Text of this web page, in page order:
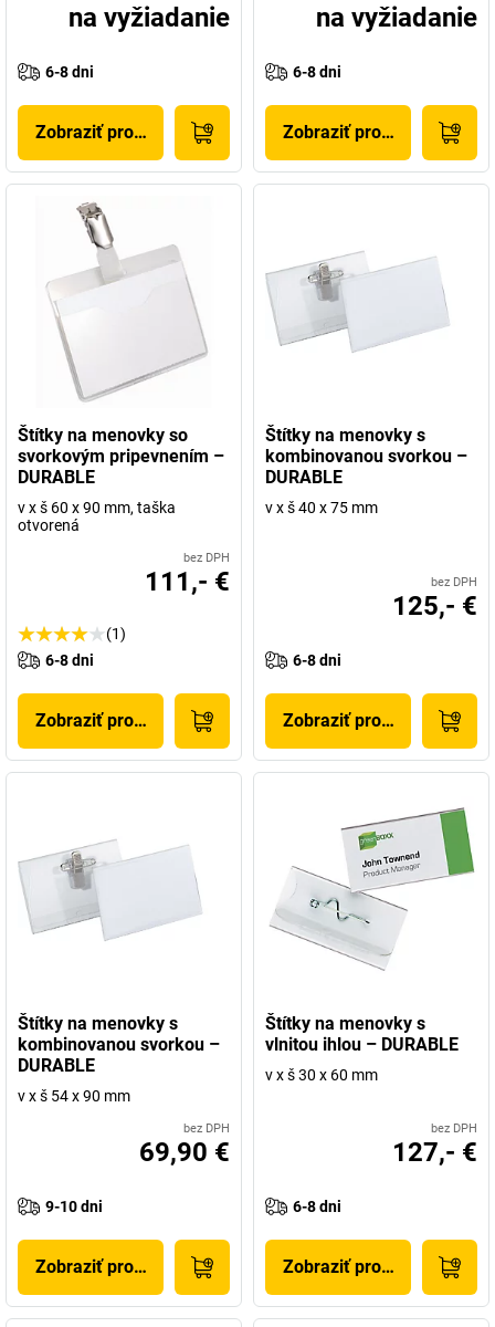
na vyžiadanie
6-8 dni
Zobraziť produkt
na vyžiadanie
6-8 dni
Zobraziť produkt
Štítky na menovky so
svorkovým pripevnením –
DURABLE
v x š 60 x 90 mm, taška
otvorená
bez DPH
111,- €
(1)
6-8 dni
Zobraziť produkt
Štítky na menovky s
kombinovanou svorkou –
DURABLE
v x š 40 x 75 mm
bez DPH
125,- €
6-8 dni
Zobraziť produkt
Štítky na menovky s
kombinovanou svorkou –
DURABLE
v x š 54 x 90 mm
bez DPH
69,90 €
9-10 dni
Zobraziť produkt
Štítky na menovky s
vlnitou ihlou – DURABLE
v x š 30 x 60 mm
bez DPH
127,- €
6-8 dni
Zobraziť produkt